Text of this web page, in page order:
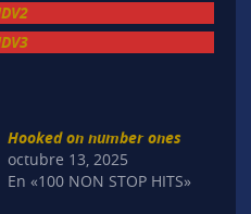
Hooked on number ones
octubre 13, 2025
En «100 NON STOP HITS»